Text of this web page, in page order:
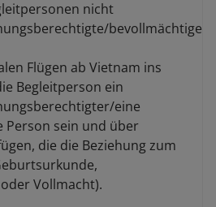
nicht
bevollmächtige
Flügen ab Vietnam ins
Begleitperson ein
eine
Person sein und über
die die Beziehung zum
Vollmacht).